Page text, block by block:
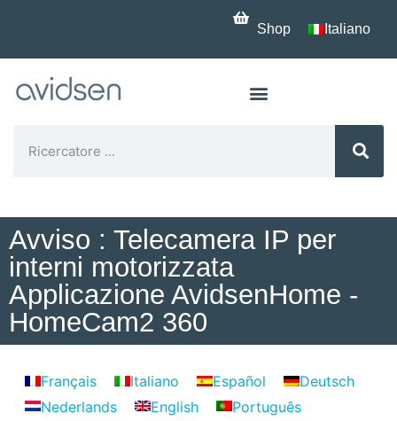
Shop Italiano
Avviso : Telecamera IP per
interni motorizzata
Applicazione AvidsenHome -
HomeCam2 360
Français Italiano Español
Deutsch
Nederlands
English
Português